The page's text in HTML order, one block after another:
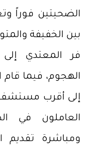
الضحيتين فوراً
بين الخفيفة
فر المعتدي
الهجوم، فيما قام
إلى أقرب
العاملون في
ومباشرة تقديم